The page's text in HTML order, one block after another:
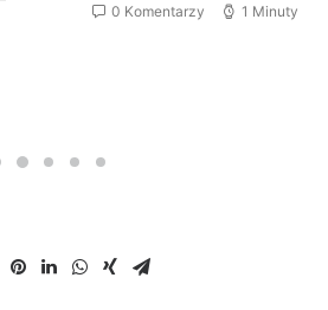
0 Komentarzy 1 Minuty